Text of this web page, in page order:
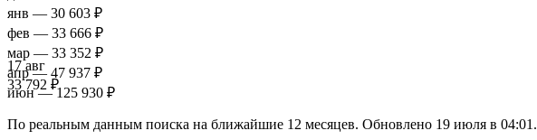
17 авг
33 792 ₽
янв — 30 603 ₽
фев — 33 666 ₽
мар — 33 352 ₽
апр — 47 937 ₽
июн — 125 930 ₽
По реальным данным поиска на ближайшие 12 месяцев. Обновлено 19 июля в 04:01.